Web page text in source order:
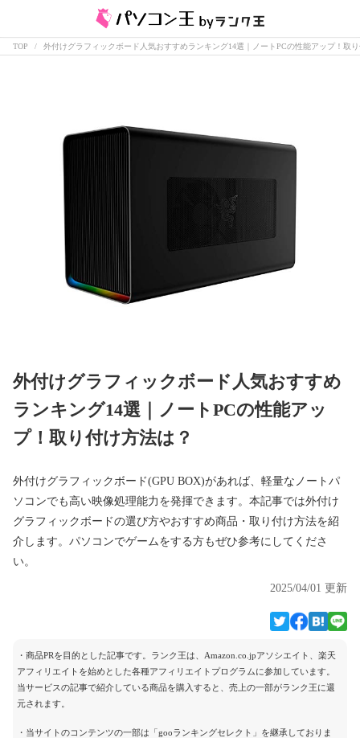
TOP 外付けグラフィックボード人気おすすめランキング14選｜ノートPCの性能アップ！取
外付けグラフィックボード人気おすすめ
ランキング14選｜ノートPCの性能アッ
プ！取り付け方法は？
外付けグラフィックボード(GPU BOX)があれば、軽量なノートパ
ソコンでも高い映像処理能力を発揮できます。本記事では外付け
グラフィックボードの選び方やおすすめ商品・取り付け方法を紹
介します。パソコンでゲームをする方もぜひ参考にしてくださ
い。
2025/04/01 更新
・商品PRを目的とした記事です。ランク王は、Amazon.co.jpアソシエイト、楽天
アフィリエイトを始めとした各種アフィリエイトプログラムに参加しています。
当サービスの記事で紹介している商品を購入すると、売上の一部がランク王に還
元されます。
・当サイトのコンテンツの一部は「gooランキングセレクト」を継承しておりま